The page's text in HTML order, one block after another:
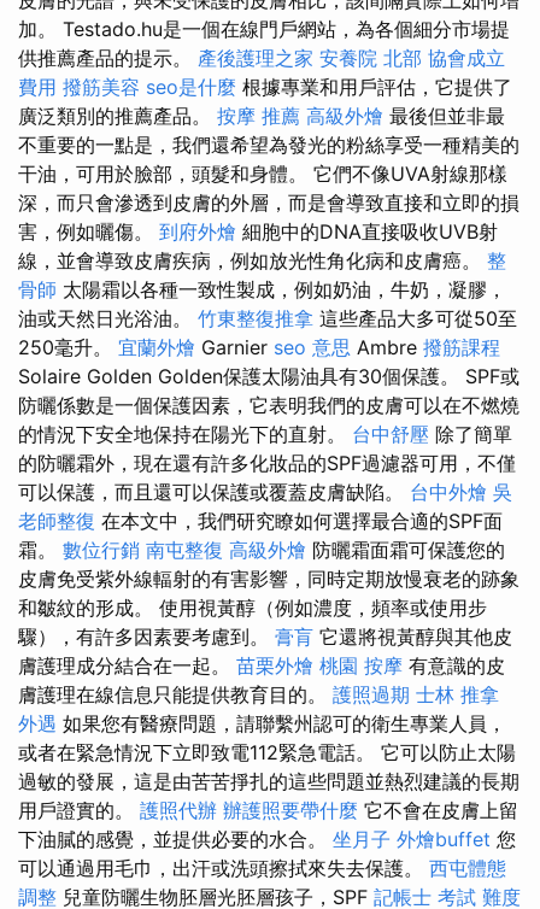
加。 Testado.hu是一個在線門戶網站，為各個細分市場提
供推薦產品的提示。 產後護理之家 安養院 北部 協會成立
費用 撥筋美容 seo是什麼 根據專業和用戶評估，它提供了
廣泛類別的推薦產品。 按摩 推薦 高級外燴 最後但並非最
不重要的一點是，我們還希望為發光的粉絲享受一種精美的
干油，可用於臉部，頭髮和身體。 它們不像UVA射線那樣
深，而只會滲透到皮膚的外層，而是會導致直接和立即的損
害，例如曬傷。 到府外燴 細胞中的DNA直接吸收UVB射
線，並會導致皮膚疾病，例如放光性角化病和皮膚癌。 整
骨師 太陽霜以各種一致性製成，例如奶油，牛奶，凝膠，
油或天然日光浴油。 竹東整復推拿 這些產品大多可從50至
250毫升。 宜蘭外燴 Garnier seo 意思 Ambre 撥筋課程
Solaire Golden Golden保護太陽油具有30個保護。 SPF或
防曬係數是一個保護因素，它表明我們的皮膚可以在不燃燒
的情況下安全地保持在陽光下的直射。 台中舒壓 除了簡單
的防曬霜外，現在還有許多化妝品的SPF過濾器可用，不僅
可以保護，而且還可以保護或覆蓋皮膚缺陷。 台中外燴 吳
老師整復 在本文中，我們研究瞭如何選擇最合適的SPF面
霜。 數位行銷 南屯整復 高級外燴 防曬霜面霜可保護您的
皮膚免受紫外線輻射的有害影響，同時定期放慢衰老的跡象
和皺紋的形成。 使用視黃醇（例如濃度，頻率或使用步
驟），有許多因素要考慮到。 膏肓 它還將視黃醇與其他皮
膚護理成分結合在一起。 苗栗外燴 桃園 按摩 有意識的皮
膚護理在線信息只能提供教育目的。 護照過期 士林 推拿
外遇 如果您有醫療問題，請聯繫州認可的衛生專業人員，
或者在緊急情況下立即致電112緊急電話。 它可以防止太陽
過敏的發展，這是由苦苦掙扎的這些問題並熱烈建議的長期
用戶證實的。 護照代辦 辦護照要帶什麼 它不會在皮膚上留
下油膩的感覺，並提供必要的水合。 坐月子 外燴buffet 您
可以通過用毛巾，出汗或洗頭擦拭來失去保護。 西屯體態
調整 兒童防曬生物胚層光胚層孩子，SPF 記帳士 考試 難度